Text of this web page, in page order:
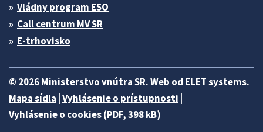
Vládny program ESO
Call centrum MV SR
E-trhovisko
© 2026 Ministerstvo vnútra SR. Web od ELET systems.
Mapa sídla Vyhlásenie o prístupnosti
Vyhlásenie o cookies (PDF, 398 kB)